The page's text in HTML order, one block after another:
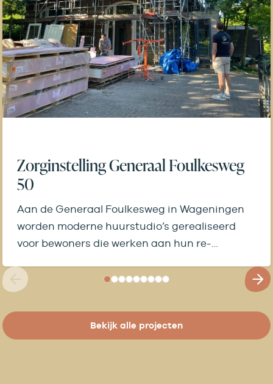
Zorginstelling Generaal Foulkesweg
50
Aan de Generaal Foulkesweg in Wageningen
worden moderne huurstudio’s gerealiseerd
voor bewoners die werken aan hun re-
Bekijk alle projecten